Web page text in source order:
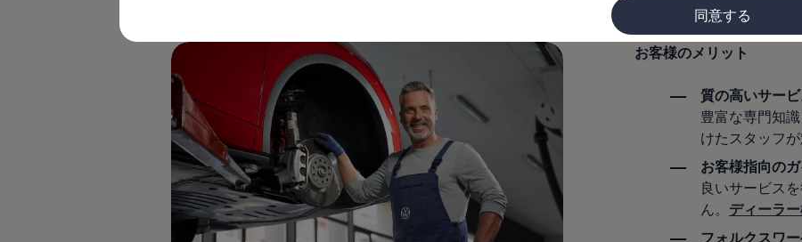
同意する
オファー
金利情報
Golf お乗り換えを10万円補助
Tiguan 購入後、5年間の安心サポートが無償に
Golf Variant お乗り換えを10万円補助
Volkswagenアンバサダープログラム
ファイナンシャルサービス
ファイナンシャルサービス
フォルクスワーゲン自動車保険プラス
Volkswagen Card
お支払いシミュレーション
モデル別月々のお支払い例
ライフスタイルに合ったプランをみつける
カスタマーポータル 登録・ログイン
す。これは、計器パネルのディスプレイやインフォテインメントシステムから確認できます。
お客様のメリット
質の高いサービ
豊富な専門知
けたスタッフが
お客様指向のガ
良いサービス
ん。 ディーラ
フォルクスワ